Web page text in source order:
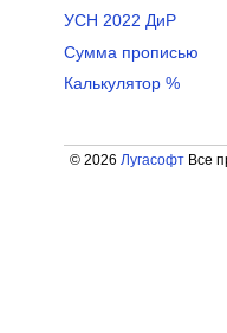
УСН 2022 ДиР
Сумма прописью
Калькулятор %
© 2026 ЛугасофтВсе